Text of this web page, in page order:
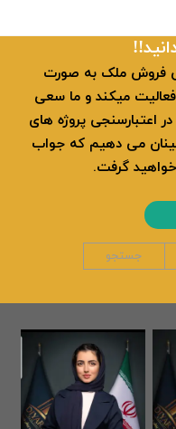
در زمینه پیش فروش ملک به صورت
در منطقه 22 تهران فعالیت میکند و ما سعی
اعتبارسنجی پروژه های
می دهیم که جواب
گرفت.
جستجو